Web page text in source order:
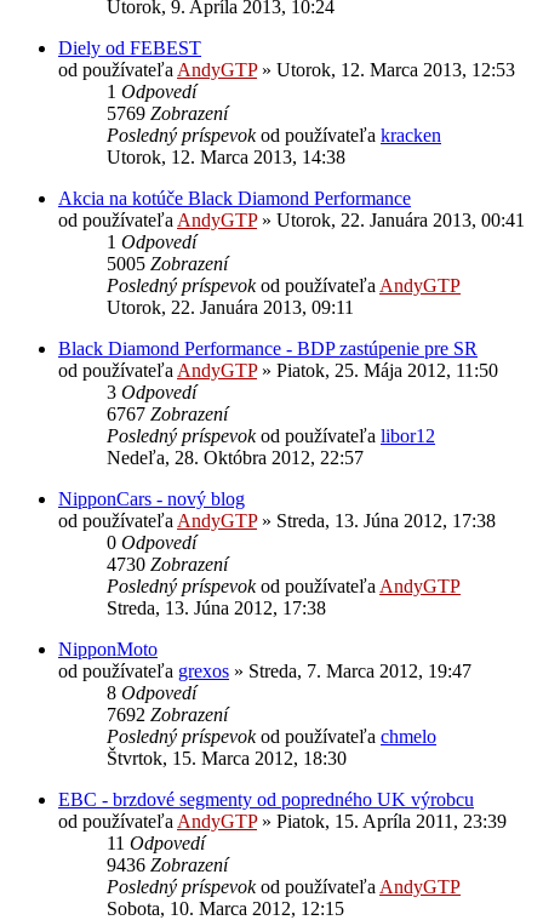
Utorok, 9. Apríla 2013, 10:24
Diely od FEBEST
od používateľa AndyGTP» Utorok, 12. Marca 2013, 12:53
1 Odpovedí
5769 Zobrazení
Posledný príspevokod používateľa kracken
Utorok, 12. Marca 2013, 14:38
Akcia na kotúče Black Diamond Performance
od používateľa AndyGTP» Utorok, 22. Januára 2013, 00:41
1 Odpovedí
5005 Zobrazení
Posledný príspevokod používateľa AndyGTP
Utorok, 22. Januára 2013, 09:11
Black Diamond Performance - BDP zastúpenie pre SR
od používateľa AndyGTP» Piatok, 25. Mája 2012, 11:50
3 Odpovedí
6767 Zobrazení
Posledný príspevokod používateľa libor12
Nedeľa, 28. Októbra 2012, 22:57
NipponCars - nový blog
od používateľa AndyGTP» Streda, 13. Júna 2012, 17:38
0 Odpovedí
4730 Zobrazení
Posledný príspevokod používateľa AndyGTP
Streda, 13. Júna 2012, 17:38
NipponMoto
od používateľa grexos » Streda, 7. Marca 2012, 19:47
8 Odpovedí
7692 Zobrazení
Posledný príspevokod používateľa chmelo
Štvrtok, 15. Marca 2012, 18:30
EBC - brzdové segmenty od popredného UK výrobcu
od používateľa AndyGTP» Piatok, 15. Apríla 2011, 23:39
11 Odpovedí
9436 Zobrazení
Posledný príspevokod používateľa AndyGTP
Sobota, 10. Marca 2012, 12:15